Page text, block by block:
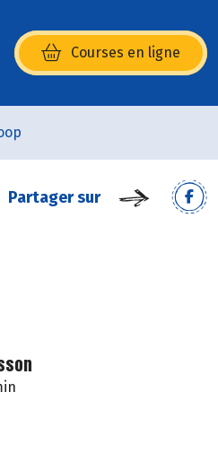
Courses en ligne
fenêtre)
Partager sur